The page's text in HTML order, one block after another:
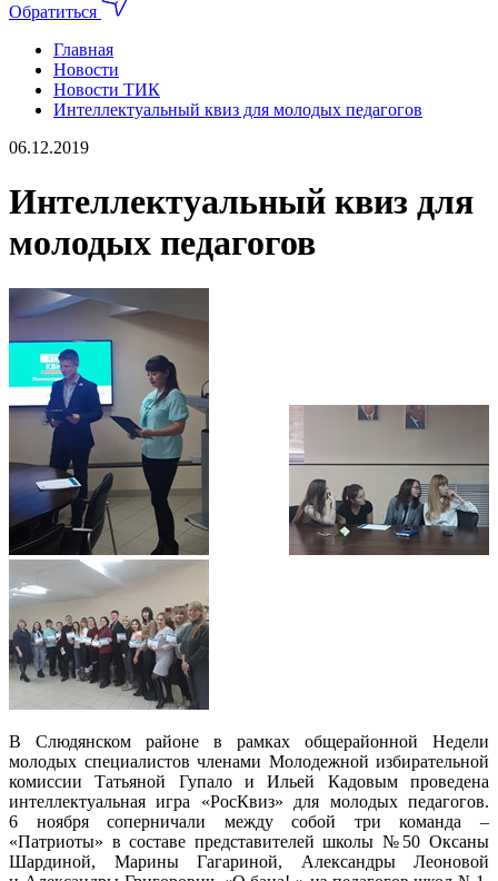
Обратиться
Главная
Новости
Новости ТИК
Интеллектуальный квиз для молодых педагогов
06.12.2019
Интеллектуальный квиз для
молодых педагогов
В Слюдянском районе в рамках общерайонной Недели
молодых специалистов членами Молодежной избирательной
комиссии Татьяной Гупало и Ильей Кадовым проведена
интеллектуальная игра «РосКвиз» для молодых педагогов.
6 ноября соперничали между собой три команда –
«Патриоты» в составе представителей школы №50 Оксаны
Шардиной, Марины Гагариной, Александры Леоновой